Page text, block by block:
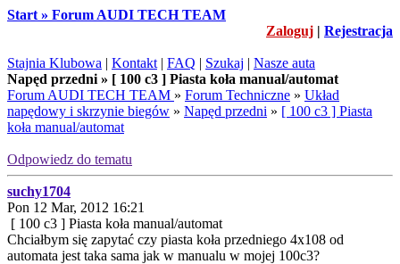
Start » Forum AUDI TECH TEAM
Zaloguj | Rejestracja
Stajnia Klubowa | Kontakt | FAQ | Szukaj | Nasze auta
Napęd przedni » [ 100 c3 ] Piasta koła manual/automat
Forum AUDI TECH TEAM » Forum Techniczne » Układ
napędowy i skrzynie biegów » Napęd przedni » [ 100 c3 ] Piasta
koła manual/automat
Odpowiedz do tematu
suchy1704
Pon 12 Mar, 2012 16:21
[ 100 c3 ] Piasta koła manual/automat
Chciałbym się zapytać czy piasta koła przedniego 4x108 od
automata jest taka sama jak w manualu w mojej 100c3?